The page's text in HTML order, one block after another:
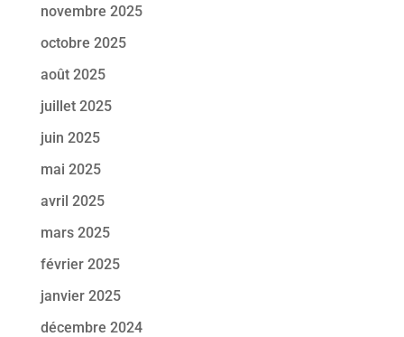
novembre 2025
octobre 2025
août 2025
juillet 2025
juin 2025
mai 2025
avril 2025
mars 2025
février 2025
janvier 2025
décembre 2024